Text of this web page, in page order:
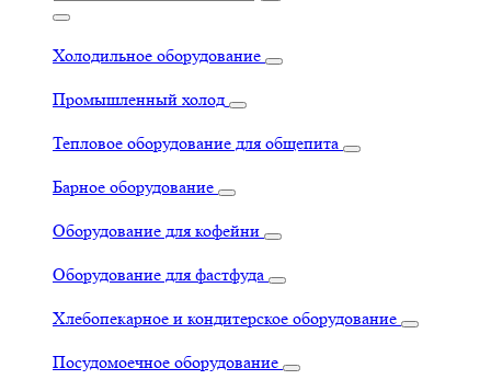
Холодильное оборудование
Промышленный холод
Тепловое оборудование для общепита
Барное оборудование
Оборудование для кофейни
Оборудование для фастфуда
Хлебопекарное и кондитерское оборудование
Посудомоечное оборудование